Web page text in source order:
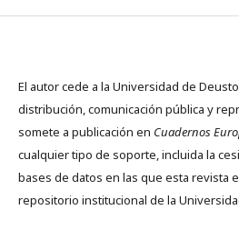
El autor cede a la Universidad de
distribución, comunicación pública y
somete a publicación en Cuadernos
cualquier tipo de soporte, incluida la
bases de datos en las que esta revista
repositorio institucional de la